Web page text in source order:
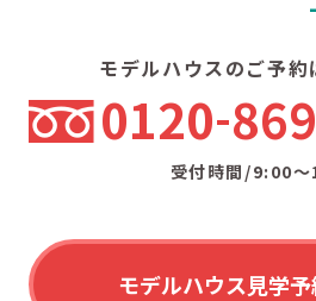
モデルハウスのご予約
0120 869
受付時間/9:00
モデルハウス見学